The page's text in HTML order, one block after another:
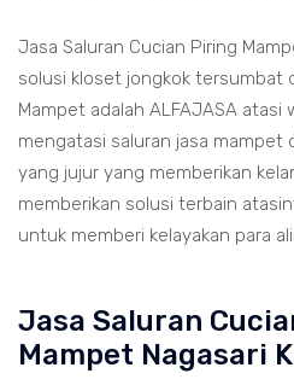
Jasa Saluran Cucian Piring
solusi kloset jongkok tersumbat
Mampet adalah ALFAJASA
mengatasi saluran jasa mampet
yang jujur yang memberikan
memberikan solusi terbain
untuk memberi kelayakan para
Jasa Saluran
Mampet Nagasari